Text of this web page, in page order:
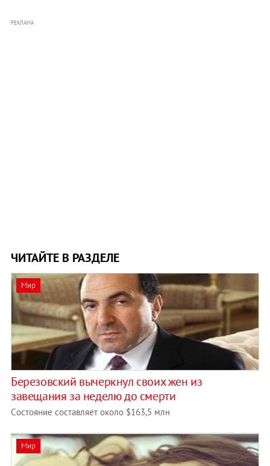
РЕКЛАМА
ЧИТАЙТЕ В РАЗДЕЛЕ
Мир
Березовский вычеркнул своих жен из
завещания за неделю до смерти
Cостояние составляет около $163,5 млн
Мир